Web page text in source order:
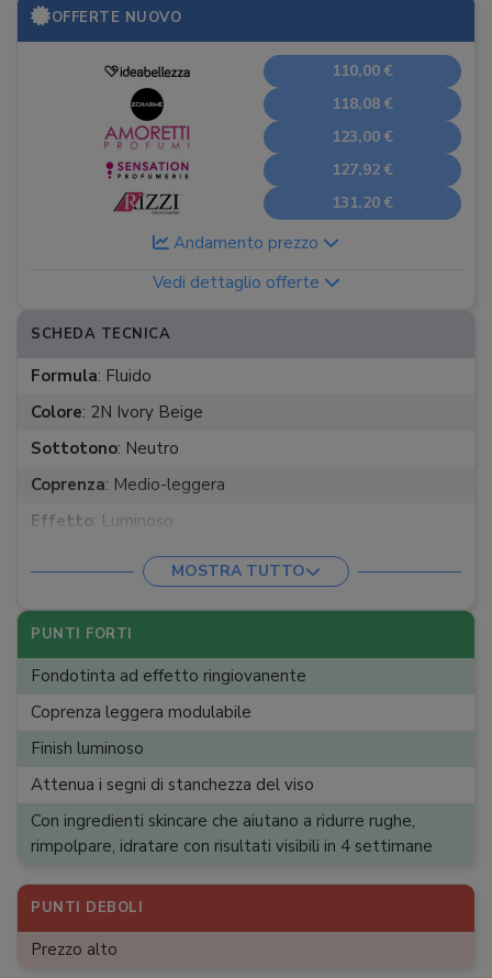
OFFERTE NUOVO
110,00 €
118,08 €
123,00 €
127,92 €
131,20 €
Andamento prezzo
Vedi dettaglio offerte
SCHEDA TECNICA
Formula: Fluido
Colore: 2N Ivory Beige
Sottotono: Neutro
Coprenza: Medio-leggera
Effetto: Luminoso
Matura
30 ml
MOSTRA TUTTO
PUNTI FORTI
Fondotinta ad effetto ringiovanente
Coprenza leggera modulabile
Finish luminoso
Attenua i segni di stanchezza del viso
Con ingredienti skincare che aiutano a ridurre rughe,
rimpolpare, idratare con risultati visibili in 4 settimane
PUNTI DEBOLI
Prezzo alto